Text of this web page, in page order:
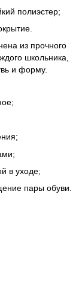
полиэстер;
из прочного
школьника,
и форму.
в уходе;
пары обуви.